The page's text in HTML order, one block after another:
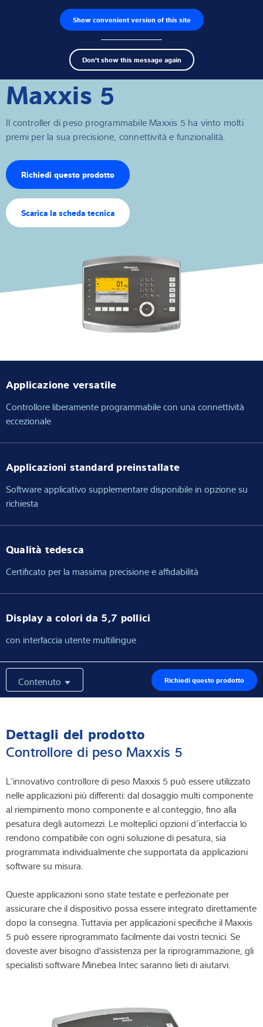
Show convenient version of this site
Don't show this message again
Ricerca dei prodotti Lavoro
Search
term
Terminali di pesatura
Soluzioni di ispezione
Software
Soluzioni su misura
Assistenza tecnica
Competenza e conoscenza
Maxxis 5
Il controller di peso programmabile Maxxis 5 ha vinto molti
premi per la sua precisione, connettività e funzionalità.
Richiedi questo prodotto
Scarica la scheda tecnica
Applicazione versatile
Controllore liberamente programmabile con una connettività
eccezionale
Applicazioni standard preinstallate
Software applicativo supplementare disponibile in opzione su
richiesta
Qualità tedesca
Certificato per la massima precisione e affidabilità
Display a colori da 5,7 pollici
con interfaccia utente multilingue
Contenuto Richiedi questo prodotto
Dettagli del prodotto
Controllore di peso Maxxis 5
L’innovativo controllore di peso Maxxis 5 può essere utilizzato
nelle applicazioni più differenti: dal dosaggio multi componente
al riempimento mono componente e al conteggio, fino alla
pesatura degli automezzi. Le molteplici opzioni d’interfaccia lo
rendono compatibile con ogni soluzione di pesatura, sia
programmata individualmente che supportata da applicazioni
software su misura.
Queste applicazioni sono state testate e perfezionate per
assicurare che il dispositivo possa essere integrato direttamente
dopo la consegna. Tuttavia per applicazioni specifiche il Maxxis
5 può essere riprogrammato facilmente dai vostri tecnici. Se
doveste aver bisogno d'assistenza per la riprogrammazione, gli
specialisti software Minebea Intec saranno lieti di aiutarvi.